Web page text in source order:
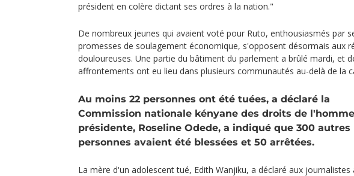
président en colère dictant ses ordres à la nation."
De nombreux jeunes qui avaient voté pour Ruto, enthousiasmés par
promesses de soulagement économique, s'opposent désormais aux
douloureuses. Une partie du bâtiment du parlement a brûlé mardi, et
affrontements ont eu lieu dans plusieurs communautés au-delà de la
Au moins 22 personnes ont été tuées, a déclaré la
Commission nationale kényane des droits de
présidente, Roseline Odede, a indiqué que 300 autres
personnes avaient été blessées et 50 arrêtées.
La mère d'un adolescent tué, Edith Wanjiku, a déclaré aux journalistes